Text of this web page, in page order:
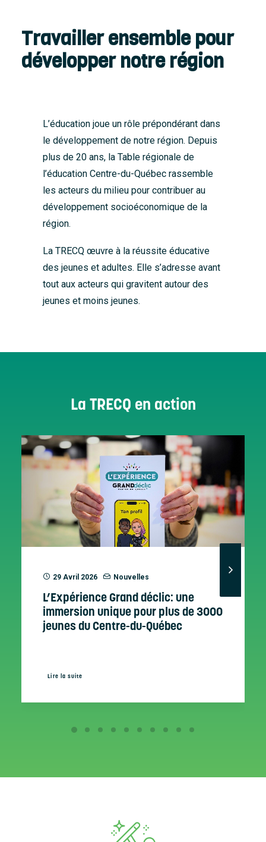
Travailler ensemble pour
développer notre région
L’éducation joue un rôle prépondérant dans
le développement de notre région. Depuis
plus de 20 ans, la Table régionale de
l’éducation Centre-du-Québec rassemble
les acteurs du milieu pour contribuer au
développement socioéconomique de la
région.
La TRECQ œuvre à la réussite éducative
des jeunes et adultes. Elle s’adresse avant
tout aux acteurs qui gravitent autour des
jeunes et moins jeunes.
La TRECQ en action
29 Avril 2026 Nouvelles
L’Expérience Grand déclic: une
immersion unique pour plus de 3000
jeunes du Centre-du-Québec
Lire la suite